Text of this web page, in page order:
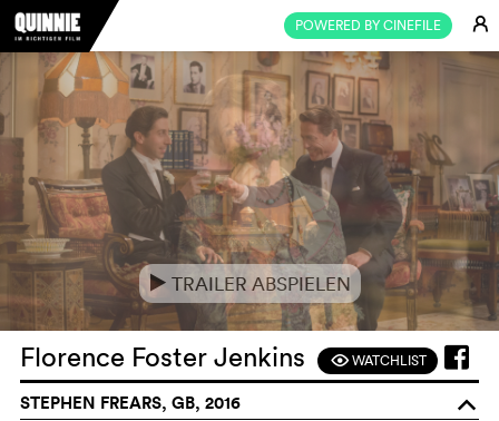
POWERED BY CINEFILE E
e TRAILER ABSPIELEN
Florence Foster Jenkins FWATCHLIST
STEPHEN FREARS, GB, 2016 o